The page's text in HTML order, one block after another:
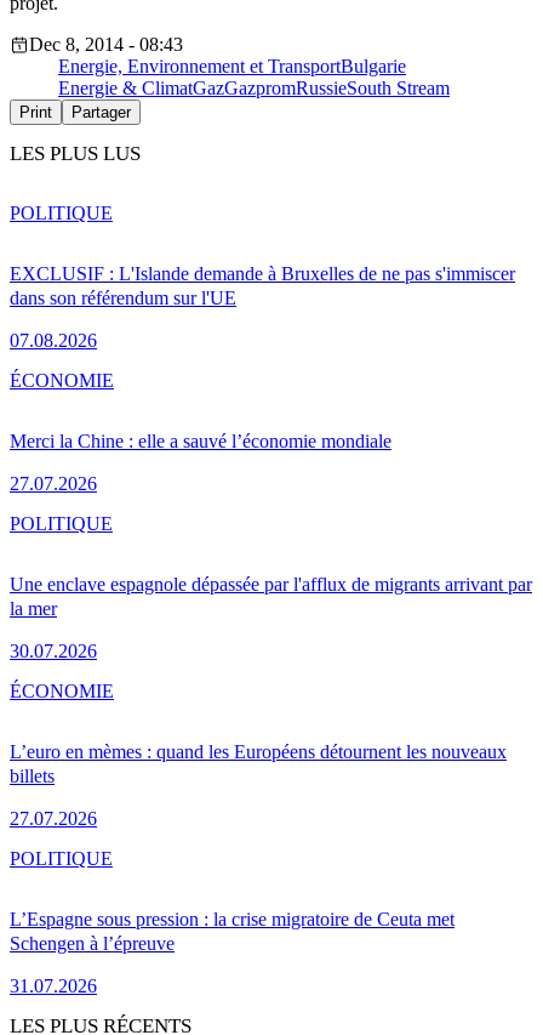
Dec 8, 2014 - 08:43
Energie, Environnement et TransportBulgarie
Energie & ClimatGazGazpromRussieSouth Stream
Print Partager
LES PLUS LUS
EXCLUSIF : L'Islande demande à Bruxelles de ne pas s'immiscer
dans son référendum sur l'UE
07.08.2026
POLITIQUE
Merci la Chine : elle a sauvé l’économie mondiale
27.07.2026
ÉCONOMIE
Une enclave espagnole dépassée par l'afflux de migrants arrivant par
la mer
30.07.2026
POLITIQUE
L’euro en mèmes : quand les Européens détournent les nouveaux
billets
27.07.2026
ÉCONOMIE
L’Espagne sous pression : la crise migratoire de Ceuta met
Schengen à l’épreuve
31.07.2026
POLITIQUE
LES PLUS RÉCENTS